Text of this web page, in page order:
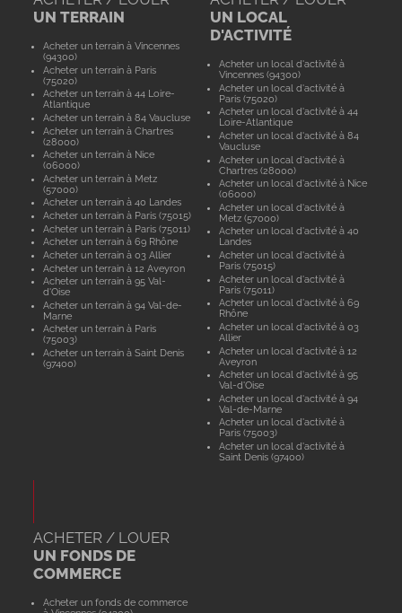
UN TERRAIN
Acheter un terrain à Vincennes
(94300)
Acheter un terrain à Paris
(75020)
Acheter un terrain à 44 Loire-
Atlantique
Acheter un terrain à 84 Vaucluse
Acheter un terrain à Chartres
(28000)
Acheter un terrain à Nice
(06000)
Acheter un terrain à Metz
(57000)
Acheter un terrain à 40 Landes
Acheter un terrain à Paris (75015)
Acheter un terrain à Paris (75011)
Acheter un terrain à 69 Rhône
Acheter un terrain à 03 Allier
Acheter un terrain à 12 Aveyron
Acheter un terrain à 95 Val-
d'Oise
Acheter un terrain à 94 Val-de-
Marne
Acheter un terrain à Paris
(75003)
Acheter un terrain à Saint Denis
(97400)
UN LOCAL
D'ACTIVITÉ
Acheter un local d'activité à
Vincennes (94300)
Acheter un local d'activité à
Paris (75020)
Acheter un local d'activité à 44
Loire-Atlantique
Acheter un local d'activité à 84
Vaucluse
Acheter un local d'activité à
Chartres (28000)
Acheter un local d'activité à Nice
(06000)
Acheter un local d'activité à
Metz (57000)
Acheter un local d'activité à 40
Landes
Acheter un local d'activité à
Paris (75015)
Acheter un local d'activité à
Paris (75011)
Acheter un local d'activité à 69
Rhône
Acheter un local d'activité à 03
Allier
Acheter un local d'activité à 12
Aveyron
Acheter un local d'activité à 95
Val-d'Oise
Acheter un local d'activité à 94
Val-de-Marne
Acheter un local d'activité à
Paris (75003)
Acheter un local d'activité à
Saint Denis (97400)
ACHETER / LOUER
UN FONDS DE
COMMERCE
Acheter un fonds de commerce